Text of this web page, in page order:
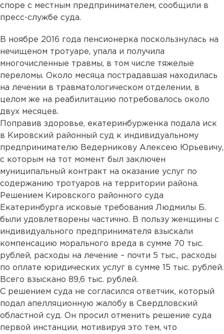
споре с местным предпринимателем, сообщили в
пресс-службе суда.
В ноябре 2016 года пенсионерка поскользнулась на
нечищеном тротуаре, упала и получила
многочисленные травмы, в том числе тяжелые
переломы. Около месяца пострадавшая находилась
на лечении в травматологическом отделении, в
целом же на реабилитацию потребовалось около
двух месяцев.
Поправив здоровье, екатеринбурженка подала иск
в Кировский районный суд к индивидуальному
предпринимателю Ведерникову Алексею Юрьевичу,
с которым на тот момент был заключен
муниципальный контракт на оказание услуг по
содержанию тротуаров на территории района.
Решением Кировского районного суда
Екатеринбурга исковые требования Людмилы Б.
были удовлетворены частично. В пользу женщины с
индивидуального предпринимателя взыскали
компенсацию морального вреда в сумме 70 тыс.
рублей, расходы на лечение – почти 5 тыс., расходы
по оплате юридических услуг в сумме 15 тыс. рублей.
Всего взыскано 89,6 тыс. рублей.
С решением суда не согласился ответчик, который
подал апелляционную жалобу в Свердловский
областной суд. Он просил отменить решение суда
первой инстанции, мотивируя это тем, что